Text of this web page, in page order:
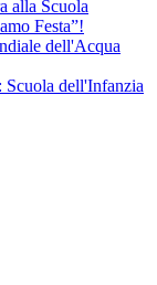
alla Scuola
Festa”!
dell'Acqua
Scuola dell'Infanzia